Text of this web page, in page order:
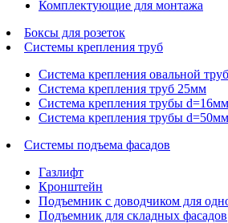
Комплектующие для монтажа
Боксы для розеток
Системы крепления труб
Система крепления овальной
Система крепления труб 25мм
Система крепления трубы
Система крепления трубы d=50мм
Системы подъема фасадов
Газлифт
Кронштейн
Подъемник с доводчиком для
Подъемник для складных фасадов